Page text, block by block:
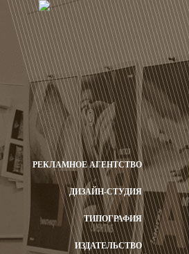
РЕКЛАМНОЕ АГЕНТСТВО
ДИЗАЙН-СТУДИЯ
ТИПОГРАФИЯ
ИЗДАТЕЛЬСТВО